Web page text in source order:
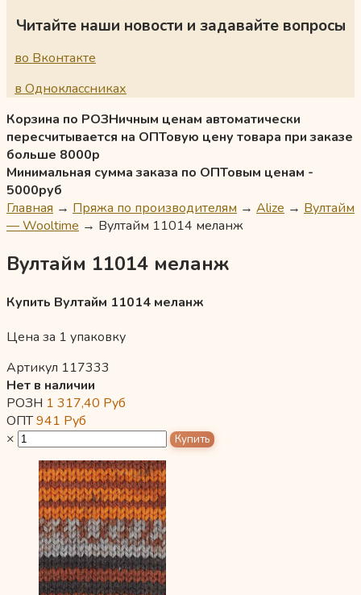
Читайте наши новости и задавайте вопросы
во Вконтакте
в Одноклассниках
Корзина по РОЗНичным ценам автоматически
пересчитывается на ОПТовую цену товара при заказе
больше 8000р
Минимальная сумма заказа по ОПТовым ценам -
5000руб
Главная → Пряжа по производителям → Alize → Вултайм
— Wooltime → Вултайм 11014 меланж
Вултайм 11014 меланж
Купить Вултайм 11014 меланж
Цена за 1 упаковку
Артикул 117333
Нет в наличии
РОЗН 1 317,40 Руб
ОПТ941 Руб
×